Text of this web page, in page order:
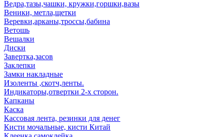
Ведра,тазы,чашки, кружки,горшки,вазы
Веники, метла,щетки
Веревки,арканы,троссы,бабина
Ветошь
Вешалки
Диски
Завертка,засов
Заклепки
Замки накладные
Изоленты ,скотч,ленты.
Индикаторы,отвертки 2-х сторон.
Капканы
Каска
Кассовая лента, резинки для денег
Кисти мочальные, кисти Китай